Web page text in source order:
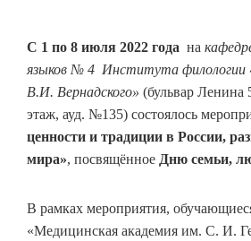
С 1 по 8 июля 2022 года на
языков № 4 Института
В.И. Вернадского» (бульвар Ленина
этаж, ауд. №135) состоялось
ценности и традиции в России,
мира», посвящённое Дню семьи,
В рамках мероприятия,
«Медицинская академия им. С. И.